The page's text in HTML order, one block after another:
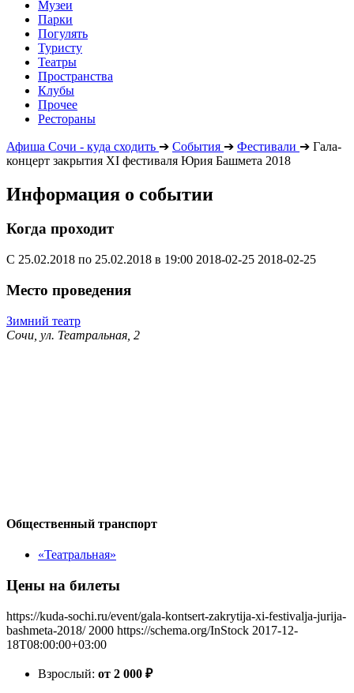
Музеи
Парки
Погулять
Туристу
Театры
Пространства
Клубы
Прочее
Рестораны
Афиша Сочи - куда сходить ➔ События ➔ Фестивали ➔ Гала-
концерт закрытия ХI фестиваля Юрия Башмета 2018
Информация о событии
Когда проходит
С 25.02.2018 по 25.02.2018 в 19:00 2018-02-25 2018-02-25
Место проведения
Зимний театр
Сочи, ул. Театральная, 2
Общественный транспорт
«Театральная»
Цены на билеты
https://kuda-sochi.ru/event/gala-kontsert-zakrytija-xi-festivalja-jurija-
bashmeta-2018/ 2000 https://schema.org/InStock 2017-12-
18T08:00:00+03:00
Взрослый: от 2 000 ₽